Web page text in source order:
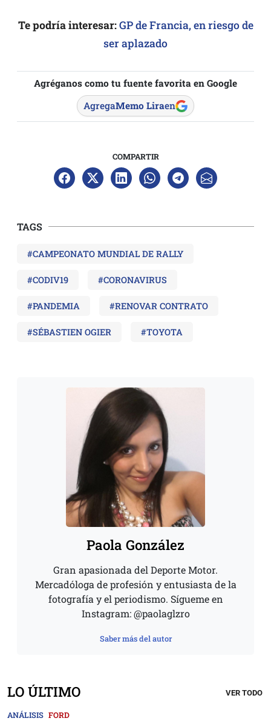
Te podría interesar:GP de Francia, en riesgo de
ser aplazado
Agréganos como tu fuente favorita en Google
AgregaMemo Liraen
COMPARTIR
TAGS
#CAMPEONATO MUNDIAL DE RALLY
#CODIV19 #CORONAVIRUS
#PANDEMIA #RENOVAR CONTRATO
#SÉBASTIEN OGIER #TOYOTA
Paola González
Gran apasionada del Deporte Motor.
Mercadóloga de profesión y entusiasta de la
fotografía y el periodismo. Sígueme en
Instagram: @paolaglzro
Saber más del autor
LO ÚLTIMO VER TODO
ANÁLISIS FORD